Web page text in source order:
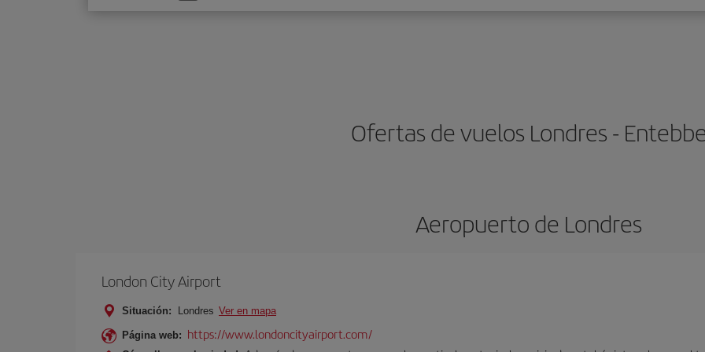
opción
Ofertas de vuelos Londres -
Aeropuerto de Londres
London City Airport
Situación: Londres Ver en mapa
Página web: https://www.londoncityairport.com/